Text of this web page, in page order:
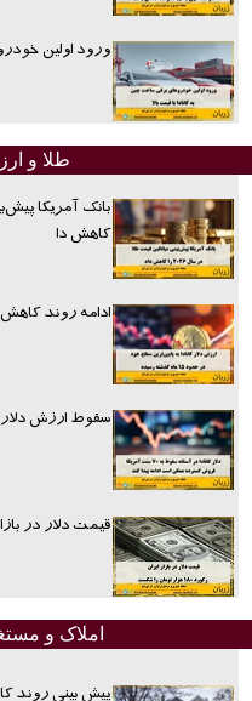
ورود اولین
طلا و ارز
کاهش دا
ادامه روند کاهش
سقوط ارزش دلار کانادا
قیمت دلار در بازار ایران
املاک و
پیش بینی روند